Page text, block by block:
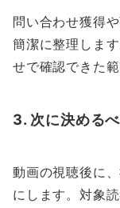
問い合わせ獲得
簡潔に整理しま
せで確認できた
3. 次に決める
動画の視聴後に
にします。対象